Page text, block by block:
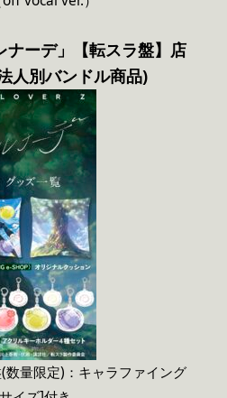
ーデ」【転スラ盤】店
人別バンドル商品)
数量限定)：キャラファイング